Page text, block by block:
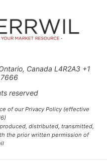
Canada L4R2A3 +1
reserved
of our Privacy Policy (effective
distributed, transmitted,
the prior written permission of